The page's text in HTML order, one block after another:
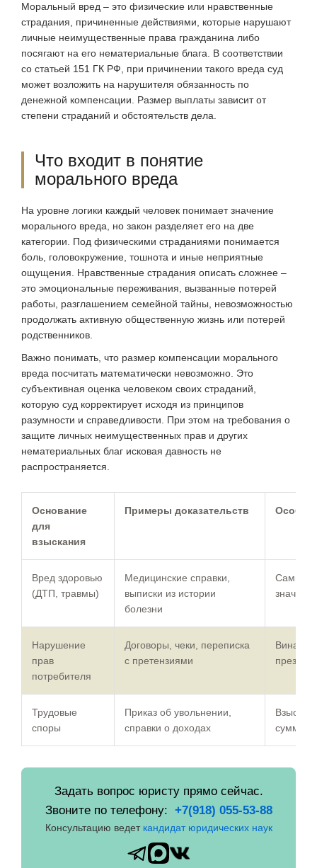
Моральный вред – это физические или нравственные
страдания, причиненные действиями, которые нарушают
личные неимущественные права гражданина либо
посягают на его нематериальные блага. В соответствии
со статьей 151 ГК РФ, при причинении такого вреда суд
может возложить на нарушителя обязанность по
денежной компенсации. Размер выплаты зависит от
степени страданий и обстоятельств дела.
Что входит в понятие
морального вреда
На уровне логики каждый человек понимает значение
морального вреда, но закон разделяет его на две
категории. Под физическими страданиями понимается
боль, головокружение, тошнота и иные неприятные
ощущения. Нравственные страдания описать сложнее –
это эмоциональные переживания, вызванные потерей
работы, разглашением семейной тайны, невозможностью
продолжать активную общественную жизнь или потерей
родственников.
Важно понимать, что размер компенсации морального
вреда посчитать математически невозможно. Это
субъективная оценка человеком своих страданий,
которую суд корректирует исходя из принципов
разумности и справедливости. При этом на требования о
защите личных неимущественных прав и других
нематериальных благ исковая давность не
распространяется.
Основание
для
взыскания
Примеры доказательств
Вред здоровью
(ДТП, травмы)
Медицинские справки,
выписки из истории
болезни
Самые
Нарушение
прав
потребителя
Договоры, чеки, переписка
с претензиями
Вина
Трудовые
споры
Приказ об увольнении,
справки о доходах
суммы
Задать вопрос юристу прямо сейчас.
Звоните по телефону: +7(918) 055-53-88
Консультацию ведет кандидат юридических наук